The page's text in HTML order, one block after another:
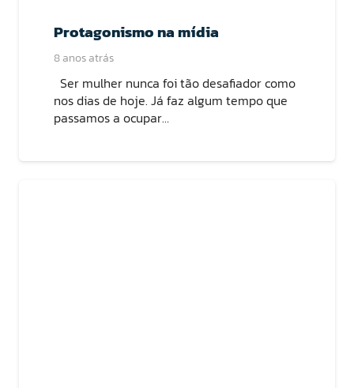
Protagonismo na mídia
8 anos atrás
Ser mulher nunca foi tão desafiador como
nos dias de hoje. Já faz algum tempo que
passamos a ocupar…